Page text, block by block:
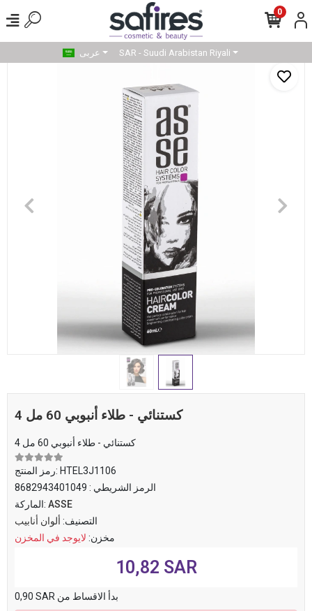
0
عربى SAR - Suudi Arabistan Riyali
4 كستنائي - طلاء أنبوبي 60 مل
4 كستنائي - طلاء أنبوبي 60 مل
رمز المنتج: HTEL3J1106
الرمز الشريطي : 8682943401049
الماركة: ASSE
التصنيف: ألوان أنابيب
مخزن: لايوجد في المخزن
10,82 SAR
0,90 SAR بدأ الاقساط من